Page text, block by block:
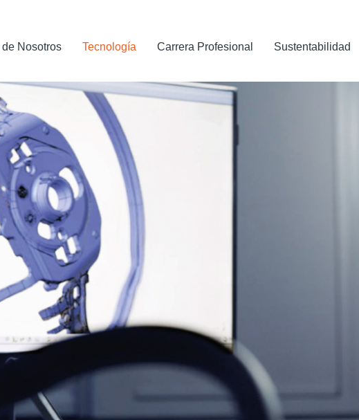
Nosotros Tecnología Carrera Profesional Sustentabilidad